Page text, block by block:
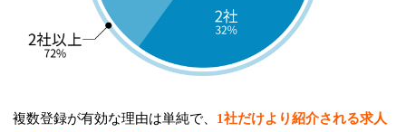
複数登録が有効な理由は単純で、 1社だけより紹介される求人